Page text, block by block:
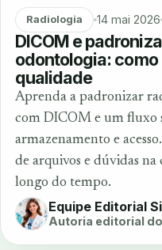
Radiologia 14 mai 2026
DICOM e
odontologia:
qualidade
Aprenda a padronizar
com DICOM e um fluxo
armazenamento e
de arquivos e dúvidas na
longo do tempo.
Equipe Editorial
Autoria editorial